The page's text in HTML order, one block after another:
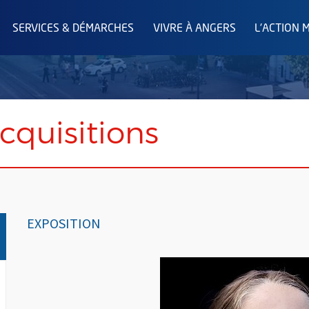
SERVICES & DÉMARCHES VIVRE À ANGERS L'ACTION
EXPOSITION